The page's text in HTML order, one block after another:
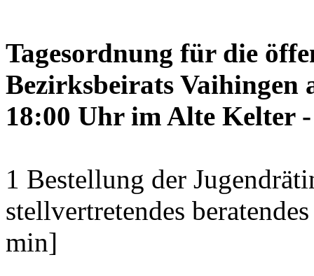
Tagesordnung für die
Bezirksbeirats Vaihingen
18:00 Uhr im Alte Kelter
1 Bestellung der
stellvertretendes
min]